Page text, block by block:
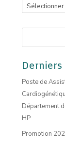
Poste de
Département
HP
Promotion